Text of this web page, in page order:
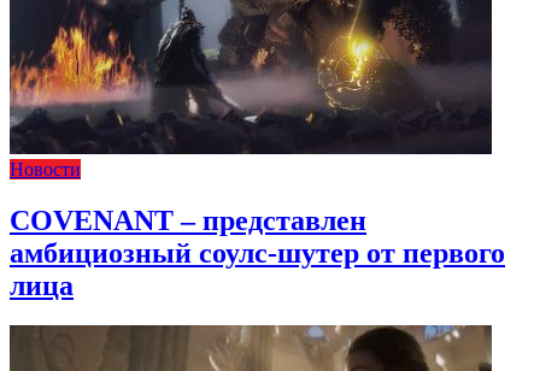
Новости
COVENANT – представлен
амбициозный соулс-шутер от первого
лица